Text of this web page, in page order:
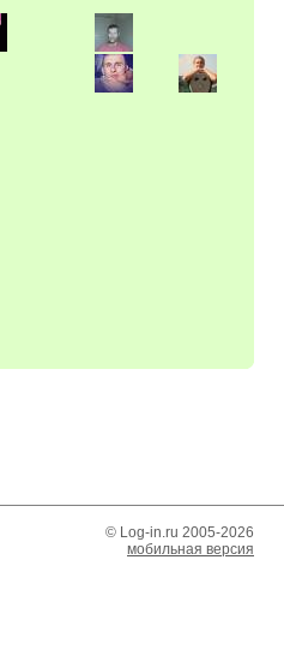
© Log-in.ru 2005-2026
мобильная версия